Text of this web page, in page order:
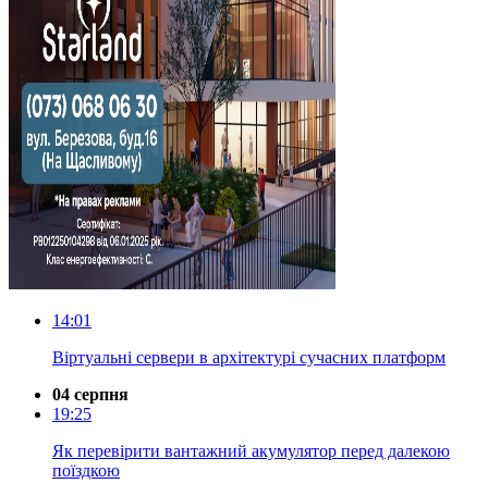
14:01
Віртуальні сервери в архітектурі сучасних платформ
04 серпня
19:25
Як перевірити вантажний акумулятор перед далекою
поїздкою